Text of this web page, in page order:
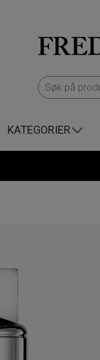
KATEGORIER